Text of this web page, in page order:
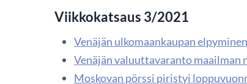
Viikkokatsaus 3/2021
Venäjän ulkomaankaupan
Venäjän valuuttavaranto maailman
Moskovan pörssi piristyi